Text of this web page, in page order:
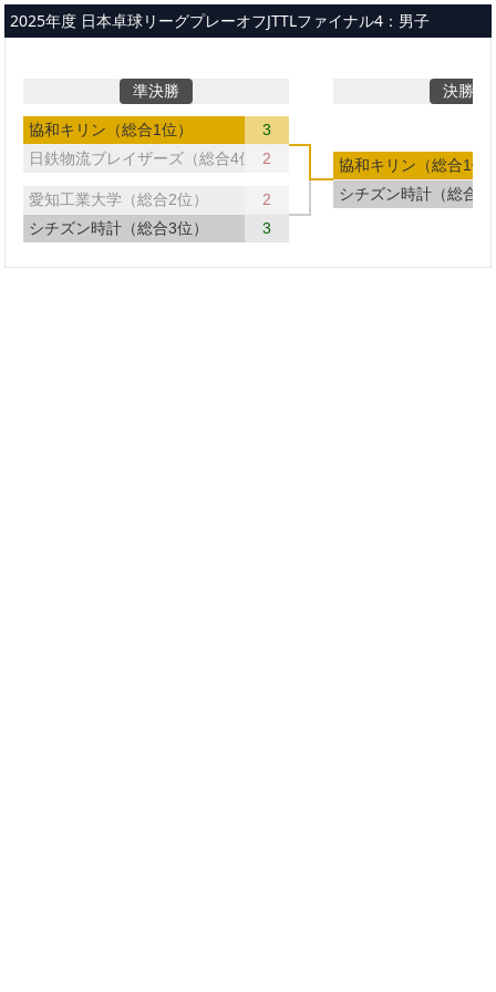
メインコンテンツへスキップ
2025年度 日本卓球リーグプレーオフJTTLファイナル4：男子
準決勝 決勝戦
協和キリン（総合1位）
3
日鉄物流ブレイザーズ（総合4位）
2
愛知工業大学（総合2位）
2
シチズン時計（総合3位）
3
協和キリン（総合1位
シチズン時計（総合3